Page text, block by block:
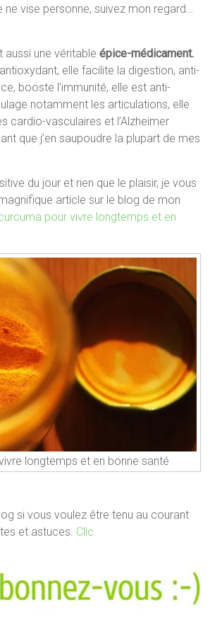
ne vise personne, suivez mon regard…
aussi une véritableépice-médicament.
elle facilite la digestion, anti-
booste l’immunité, elle est anti-
notamment les articulations, elle
cardio-vasculaires et l’Alzheimer
que j’en saupoudre la plupart de mes
du jour et rien que le plaisir, je vous
article sur le blog de mon
pour vivre longtemps et en
longtemps et en bonne santé
si vous voulez être tenu au courant
et astuces. Clic